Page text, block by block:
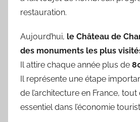
restauration.
Aujourd’hui, le Château de
des monuments les plus
Il attire chaque année plus de
Il représente une étape
de l’architecture en France,
essentiel dans l’économie